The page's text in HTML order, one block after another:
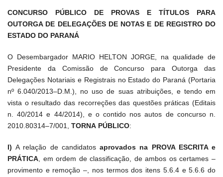
CONCURSO PÚBLICO DE PROVAS E TÍTULOS PARA
OUTORGA DE DELEGAÇÕES DE NOTAS E DE REGISTRO DO
ESTADO DO PARANÁ
O Desembargador MARIO HELTON JORGE, na qualidade de
Presidente da Comissão de Concurso para Outorga das
Delegações Notariais e Registrais no Estado do Paraná (Portaria
nº 6.040/2013–D.M.), no uso de suas atribuições, e tendo em
vista o resultado das recorreções das questões práticas (Editais
n. 40/2014 e 44/2014), e o contido nos autos de concurso n.
2010.80314–7/001, TORNA PÚBLICO:
I) A relação de candidatosaprovados na PROVA ESCRITA e
PRÁTICA , em ordem de classificação, de ambos os certames –
provimento e remoção –, nos termos dos itens 5.6.4 e 5.6.6 do